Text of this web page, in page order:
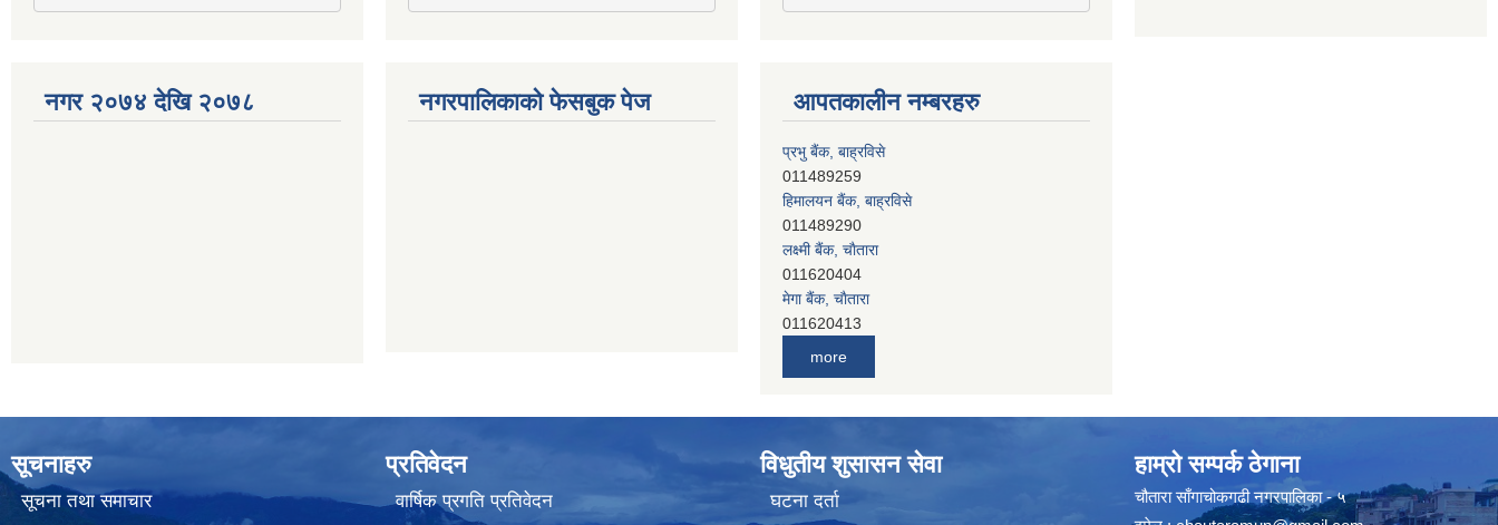
नगर २०७४ देखि २०७८ नगरपालिकाको फेसबुक पेज आपतकालीन नम्बरहरु
प्रभु बैंक, बाह्रविसे
011489259
हिमालयन बैंक, बाह्रविसे
011489290
लक्ष्मी बैंक, चाैतारा
011620404
मेगा बैंक, चाैतारा
011620413
जनता बैंक, चाैतारा
011620406
देव विकास बैंक, बाह्रविसे
देव विकास बैंक, जलविरे
सिभिल बैंक, मेलम्ची
011401055
नेपाल क्रेडिट एण्ड कमर्स बैंक, चाैतारा
more
सूचनाहरु
सूचना तथा समाचार
प्रतिवेदन
वार्षिक प्रगति प्रतिवेदन
विधुतीय शुसासन सेवा
घटना दर्ता
हाम्रो सम्पर्क ठेगाना
चौतारा साँगाचोकगढी नगरपालिका - ५